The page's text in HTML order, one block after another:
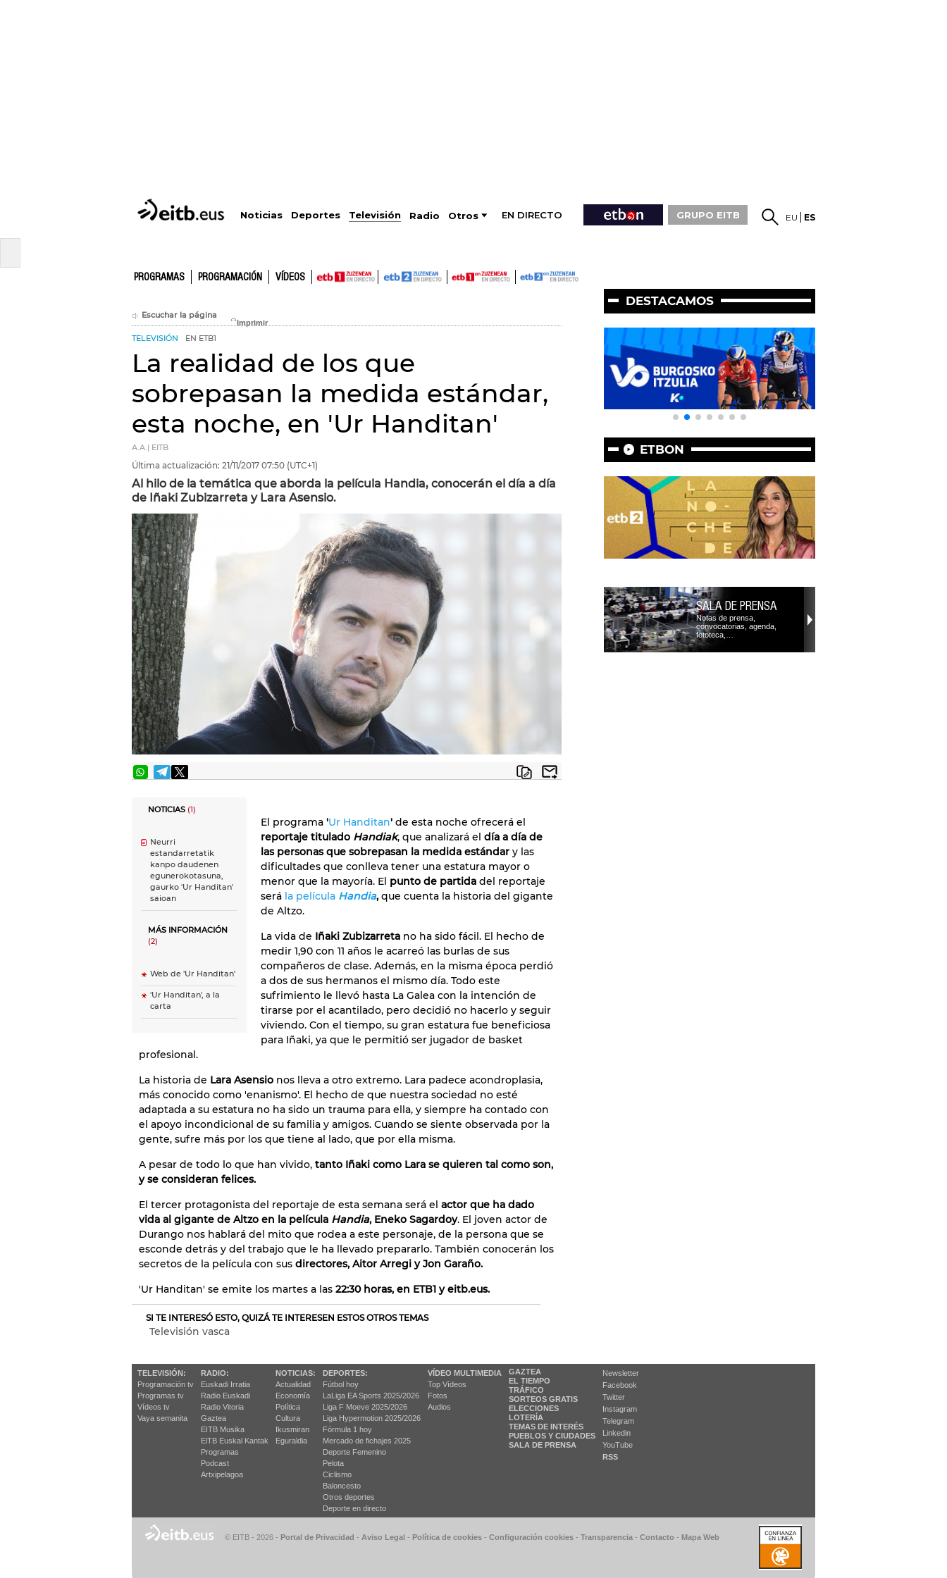
Noticias Deportes Televisión Radio Otros EN DIRECTO GRUPO EITB EU ES
PROGRAMAS PROGRAMACIÓN VÍDEOS
Escuchar la página
TELEVISIÓN EN ETB1
La realidad de los que
sobrepasan la medida estándar,
esta noche, en 'Ur Handitan'
A.A.| EITB
Última actualización: 21/11/2017 07:50 (UTC+1)
Al hilo de la temática que aborda la película Handia, conocerán el día a día
de Iñaki Zubizarreta y Lara Asensio.
NOTICIAS (1)
Neurri
estandarretatik
kanpo daudenen
egunerokotasuna,
gaurko 'Ur Handitan'
saioan
MÁS INFORMACIÓN
(2)
Web de 'Ur Handitan'
'Ur Handitan', a la
carta
El programa 'Ur Handitan' de esta noche ofrecerá el
reportaje titulado Handiak, que analizará el día a día de
las personas que sobrepasan la medida estándar y las
dificultades que conlleva tener una estatura mayor o
menor que la mayoría. El punto de partida del reportaje
será la película Handia, que cuenta la historia del gigante
de Altzo.
La vida de Iñaki Zubizarreta no ha sido fácil. El hecho de
medir 1,90 con 11 años le acarreó las burlas de sus
compañeros de clase. Además, en la misma época perdió
a dos de sus hermanos el mismo día. Todo este
sufrimiento le llevó hasta La Galea con la intención de
tirarse por el acantilado, pero decidió no hacerlo y seguir
viviendo. Con el tiempo, su gran estatura fue beneficiosa
para Iñaki, ya que le permitió ser jugador de basket
profesional.
La historia de Lara Asensio nos lleva a otro extremo. Lara padece acondroplasia,
más conocido como 'enanismo'. El hecho de que nuestra sociedad no esté
adaptada a su estatura no ha sido un trauma para ella, y siempre ha contado con
el apoyo incondicional de su familia y amigos. Cuando se siente observada por la
gente, sufre más por los que tiene al lado, que por ella misma.
A pesar de todo lo que han vivido, tanto Iñaki como Lara se quieren tal como son,
y se consideran felices.
El tercer protagonista del reportaje de esta semana será el actor que ha dado
vida al gigante de Altzo en la película Handia, Eneko Sagardoy. El joven actor de
Durango nos hablará del mito que rodea a este personaje, de la persona que se
esconde detrás y del trabajo que le ha llevado prepararlo. También conocerán los
secretos de la película con sus directores, Aitor Arregi y Jon Garaño.
'Ur Handitan' se emite los martes a las 22:30 horas, en ETB1 y eitb.eus.
SI TE INTERESÓ ESTO, QUIZÁ TE INTERESEN ESTOS OTROS TEMAS
Televisión vasca
DESTACAMOS
ETBON
SALA DE PRENSA
Notas de prensa,
convocatorias, agenda,
fototeca,…
TELEVISIÓN:
Programación tv
Programas tv
Vídeos tv
Vaya semanita
RADIO:
Euskadi Irratia
Radio Euskadi
Radio Vitoria
Gaztea
EITB Musika
EiTB Euskal Kantak
Programas
Podcast
Artxipelagoa
NOTICIAS:
Actualidad
Economía
Política
Cultura
Ikusmiran
Eguraldia
DEPORTES:
Fútbol hoy
LaLiga EA Sports 2025/2026
Liga F Moeve 2025/2026
Liga Hypermotion 2025/2026
Fórmula 1 hoy
Mercado de fichajes 2025
Deporte Femenino
Pelota
Ciclismo
Baloncesto
Otros deportes
Deporte en directo
VÍDEO MULTIMEDIA
Top Vídeos
Fotos
Audios
GAZTEA
EL TIEMPO
TRÁFICO
SORTEOS GRATIS
ELECCIONES
LOTERÍA
TEMAS DE INTERÉS
PUEBLOS Y CIUDADES
SALA DE PRENSA
Newsletter
Facebook
Twitter
Instagram
Telegram
Linkedin
YouTube
RSS
© EITB - 2026 - Portal de Privacidad - Aviso Legal - Política de cookies - Configuración cookies - Transparencia - Contacto - Mapa Web